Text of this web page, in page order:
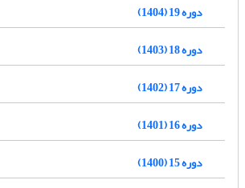
دوره 19 (1404)
دوره 18 (1403)
دوره 17 (1402)
دوره 16 (1401)
دوره 15 (1400)